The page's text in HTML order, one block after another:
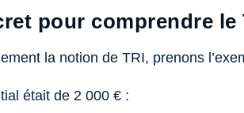
pour comprendre le
la notion de TRI, prenons
était de 2 000 € :